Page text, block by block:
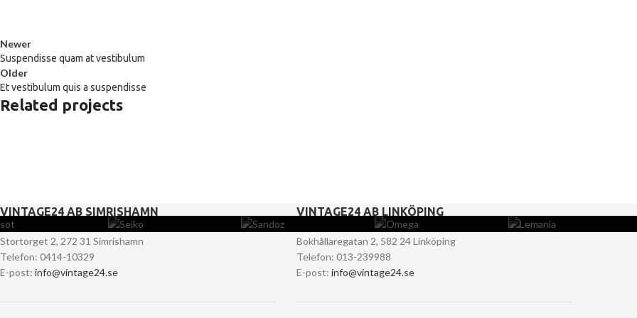
Newer
Suspendisse quam at vestibulum
Older
Et vestibulum quis a suspendisse
Related projects
VINTAGE24 AB SIMRISHAMN
Stortorget 2, 272 31 Simrishamn
Telefon: 0414-10329
E-post: info@vintage24.se
VINTAGE24 AB LINKÖPING
Bokhållaregatan 2, 582 24 Linköping
Telefon: 013-239988
E-post:info@vintage24.se